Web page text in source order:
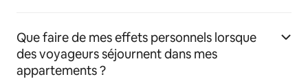
Que faire de mes effets personnels lorsque
des voyageurs séjournent dans mes
appartements ?